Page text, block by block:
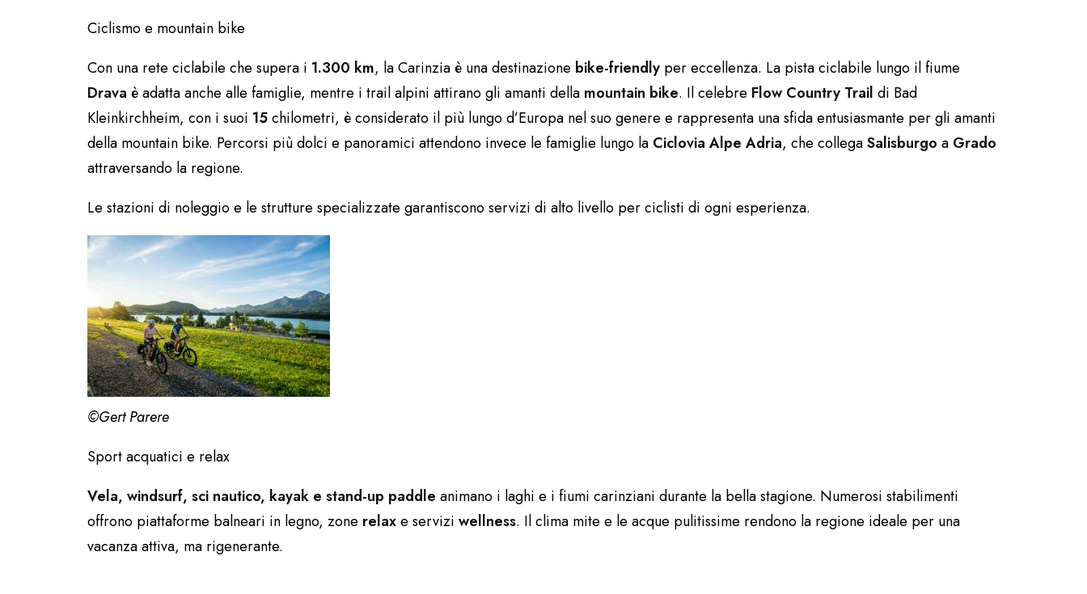
Ciclismo e mountain bike
Con una rete ciclabile che supera i 1.300 km, la Carinzia è una destinazione bike-friendly per eccellenza. La pista ciclabile lungo il fiume
Drava è adatta anche alle famiglie, mentre i trail alpini attirano gli amanti della mountain bike. Il celebre Flow Country Trail di Bad
Kleinkirchheim, con i suoi 15chilometri, è considerato il più lungo d’Europa nel suo genere e rappresenta una sfida entusiasmante per gli amanti
della mountain bike. Percorsi più dolci e panoramici attendono invece le famiglie lungo la Ciclovia Alpe Adria, che collegaSalisburgo a Grado
attraversando la regione.
Le stazioni di noleggio e le strutture specializzate garantiscono servizi di alto livello per ciclisti di ogni esperienza.
©GertParere
Sport acquatici e relax
Vela, windsurf, sci nautico, kayak e stand-up paddle animano i laghi e i fiumi carinziani durante la bella stagione. Numerosi stabilimenti
offrono piattaforme balneari in legno, zone relaxe servizi wellness. Il clima mite e le acque pulitissime rendono la regione ideale per una
vacanza attiva, ma rigenerante.